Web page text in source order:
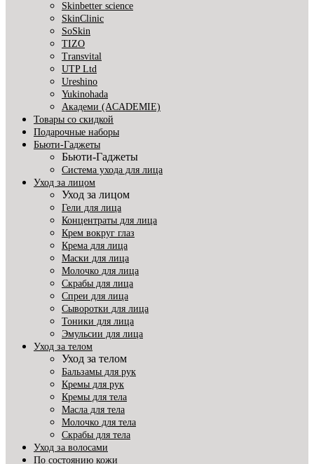
Skinbetter science
SkinСlinic
SoSkin
TIZO
Transvital
UTP Ltd
Ureshino
Yukinohada
Академи (ACADEMIE)
Товары со скидкой
Подарочные наборы
Бьюти-Гаджеты
Бьюти-Гаджеты
Система ухода для лица
Уход за лицом
Уход за лицом
Гели для лица
Концентраты для лица
Крем вокруг глаз
Крема для лица
Маски для лица
Молочко для лица
Скрабы для лица
Спреи для лица
Сыворотки для лица
Тоники для лица
Эмульсии для лица
Уход за телом
Уход за телом
Бальзамы для рук
Кремы для рук
Кремы для тела
Масла для тела
Молочко для тела
Скрабы для тела
Уход за волосами
По состоянию кожи